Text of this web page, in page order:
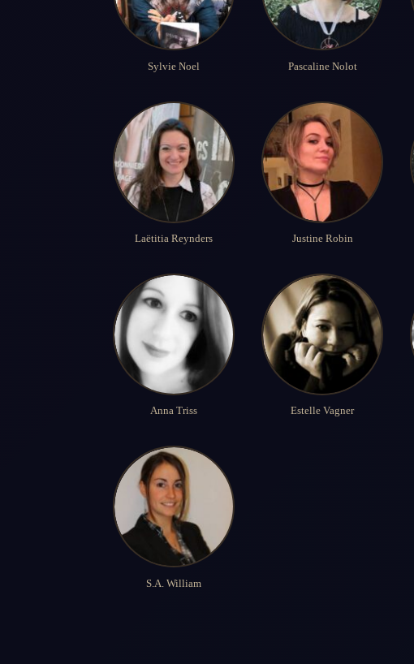
Sylvie Noel Pascaline Nolot
Laëtitia Reynders Justine Robin
Anna Triss Estelle Vagner
S.A. William